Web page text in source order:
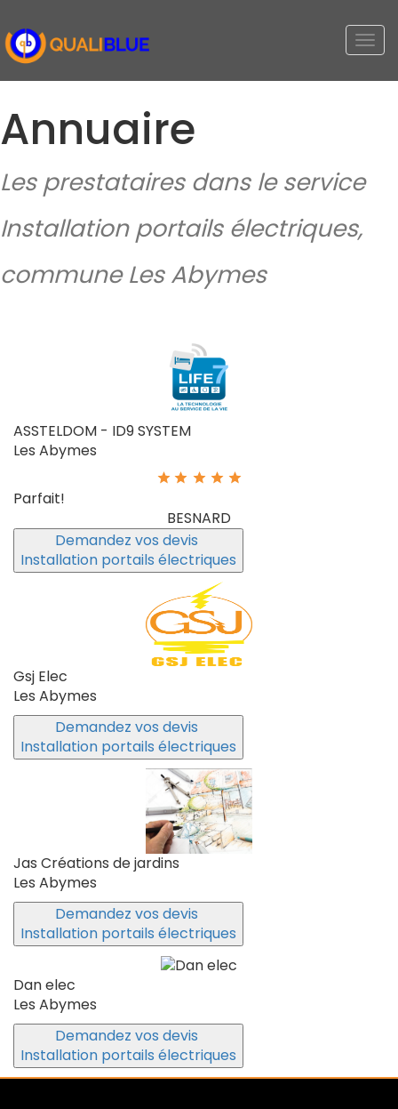
Annuaire
Les prestataires dans le service
Installation portails électriques,
commune Les Abymes
ASSTELDOM - ID9 SYSTEM
Les Abymes
Parfait!
BESNARD
Demandez vos devis
Installation portails électriques
Gsj Elec
Les Abymes
Demandez vos devis
Installation portails électriques
Jas Créations de jardins
Les Abymes
Demandez vos devis
Installation portails électriques
Dan elec
Les Abymes
Demandez vos devis
Installation portails électriques